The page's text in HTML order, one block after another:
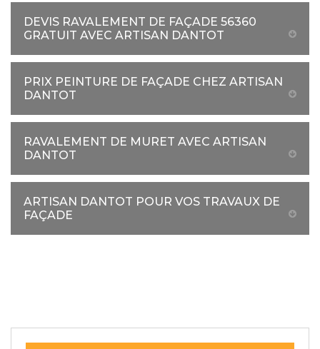
DEVIS RAVALEMENT DE FAÇADE 56360
GRATUIT AVEC ARTISAN DANTOT
PRIX PEINTURE DE FAÇADE CHEZ ARTISAN
DANTOT
RAVALEMENT DE MURET AVEC ARTISAN
DANTOT
ARTISAN DANTOT POUR VOS TRAVAUX DE
FAÇADE